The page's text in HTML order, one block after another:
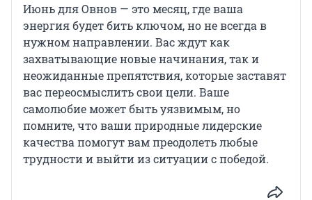
Июнь для Овнов — это месяц, где ваша
энергия будет бить ключом, но не всегда в
нужном направлении. Вас ждут как
захватывающие новые начинания, так и
неожиданные препятствия, которые заставят
вас переосмыслить свои цели. Ваше
самолюбие может быть уязвимым, но
помните, что ваши природные лидерские
качества помогут вам преодолеть любые
трудности и выйти из ситуации с победой.